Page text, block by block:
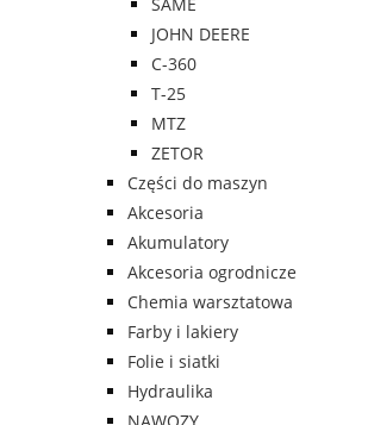
JOHN DEERE
C-360
T-25
MTZ
ZETOR
Części do maszyn
Akcesoria
Akumulatory
Akcesoria ogrodnicze
Chemia warsztatowa
Farby i lakiery
Folie i siatki
Hydraulika